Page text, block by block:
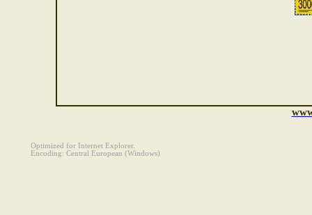
Optimized for Internet Explorer.
Encoding: Central European (Windows)